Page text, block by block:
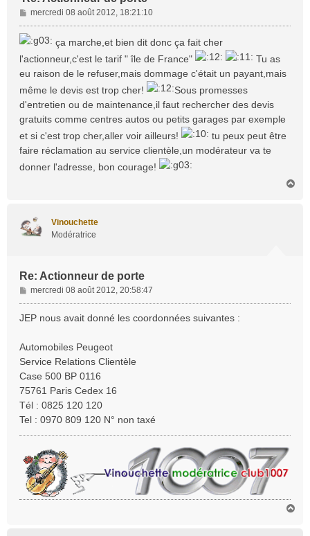
M
e
s
a
g
e
mercredi 08 août 2012, 18:21:10
ça marche,et bien dit donc ça fait cher
l'actionneur,c'est le tarif " île de France"
Tu as
eu raison de le refuser,mais dommage c'était un payant,mais
même le devis est trop cher!
Sous promesses
d'entretien ou de maintenance,il faut rechercher des devis
gratuits comme centres autos ou petits garages par exemple
et si c'est trop cher,aller voir ailleurs!
tu peux peut être
faire réclamation au service clientèle,un modérateur va te
donner l'adresse, bon courage!
Vinouchette
Modératrice
Re: Actionneur de porte
M
e
s
g
e
mercredi 08 août 2012, 20:58:47
JEP nous avait donné les coordonnées suivantes :
Automobiles Peugeot
Service Relations Clientèle
Case 500 BP 0116
75761 Paris Cedex 16
Tél : 0825 120 120
Tel : 0970 809 120 N° non taxé